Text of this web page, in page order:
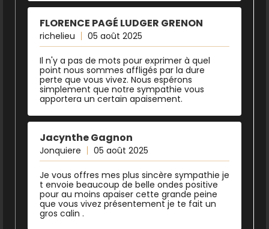
FLORENCE PAGÉ LUDGER GRENON
richelieu 05 août 2025
Il n'y a pas de mots pour exprimer à quel
point nous sommes affligés par la dure
perte que vous vivez. Nous espérons
simplement que notre sympathie vous
apportera un certain apaisement.
Jacynthe Gagnon
Jonquiere 05 août 2025
Je vous offres mes plus sincère sympathie je
t envoie beaucoup de belle ondes positive
pour au moins apaiser cette grande peine
que vous vivez présentement je te fait un
gros calin .